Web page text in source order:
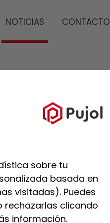
sobre tu
basada en
visitadas). Puedes
rechazarlas clicando
información.
NOTICIAS CONTACTO
PUBLICACIONES